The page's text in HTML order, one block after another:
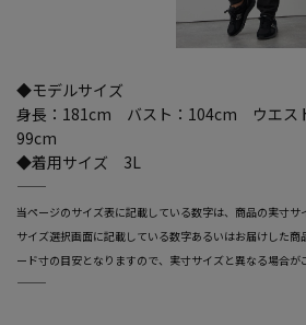
◆モデルサイズ
身長：181cm バスト：104cm ウエス
99cm
◆着用サイズ 3L
―――――――――――――――――――――――
当ページのサイズ表に記載している数字は、商品の実寸サ
サイズ選択画面に記載している数字あるいはお届けした商
ード寸の目安となりますので、実寸サイズと異なる場合が
―――――――――――――――――――――――